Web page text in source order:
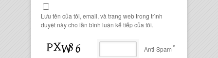
Lưu tên của tôi, email, và trang web trong trình
duyệt này cho lần bình luận kế tiếp của tôi.
Anti-Spam*